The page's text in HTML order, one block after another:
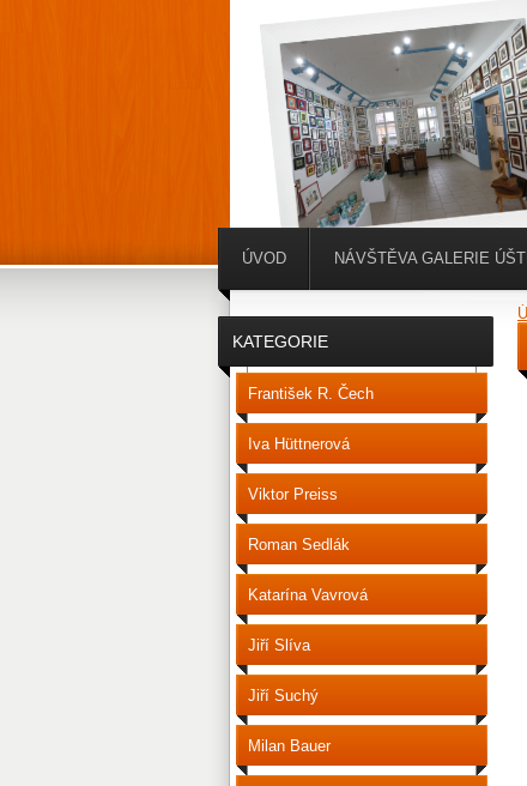
KATEGORIE
František R. Čech
Iva Hüttnerová
Viktor Preiss
Roman Sedlák
Katarína Vavrová
Jiří Slíva
Jiří Suchý
Milan Bauer
ÚVOD NÁVŠTĚVA GALERIE